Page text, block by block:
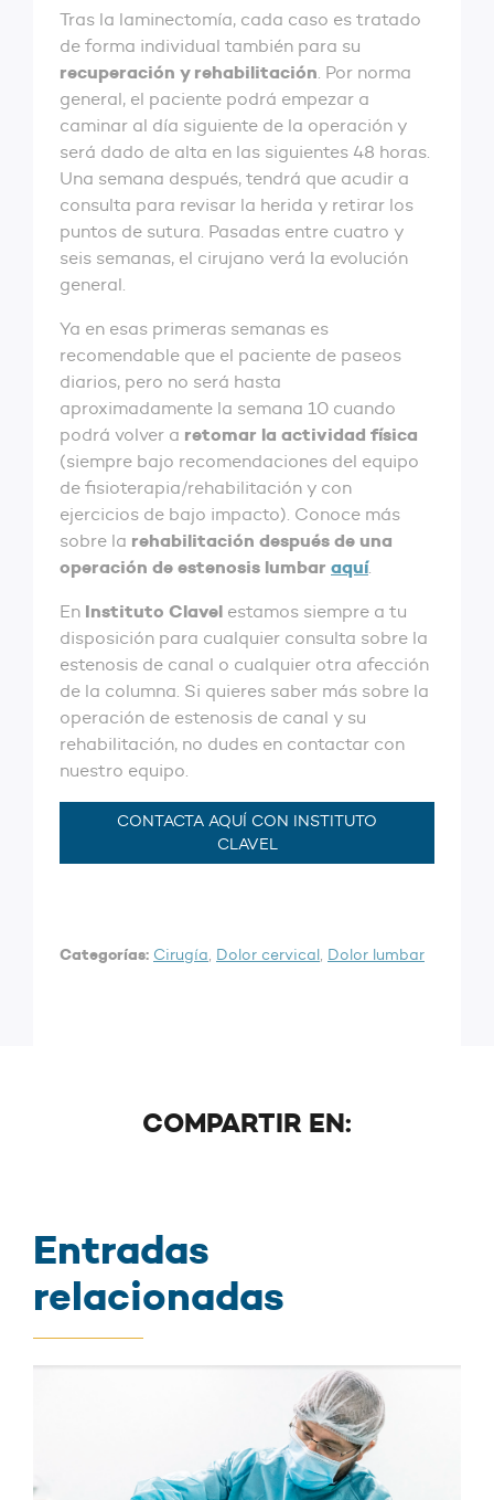
Tras la laminectomía, cada caso es tratado
de forma individual también para su
recuperación y rehabilitación. Por norma
general, el paciente podrá empezar a
caminar al día siguiente de la operación y
será dado de alta en las siguientes 48 horas.
Una semana después, tendrá que acudir a
consulta para revisar la herida y retirar los
puntos de sutura. Pasadas entre cuatro y
seis semanas, el cirujano verá la evolución
general.
Ya en esas primeras semanas es
recomendable que el paciente de paseos
diarios, pero no será hasta
aproximadamente la semana 10 cuando
podrá volver a retomar la actividad física
(siempre bajo recomendaciones del equipo
de fisioterapia/rehabilitación y con
ejercicios de bajo impacto). Conoce más
sobre la rehabilitación después de una
operación de estenosis lumbar aquí.
En Instituto Clavel estamos siempre a tu
disposición para cualquier consulta sobre la
estenosis de canal o cualquier otra afección
de la columna. Si quieres saber más sobre la
operación de estenosis de canal y su
rehabilitación, no dudes en contactar con
nuestro equipo.
CONTACTA AQUÍ CON INSTITUTO
CLAVEL
Categorías: Cirugía, Dolor cervical, Dolor lumbar
COMPARTIR EN:
Entradas
relacionadas